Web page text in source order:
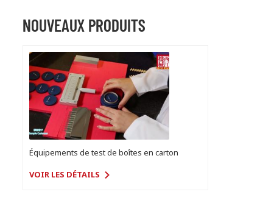
NOUVEAUX PRODUITS
Équipements de test de boîtes en carton
VOIR LES DÉTAILS